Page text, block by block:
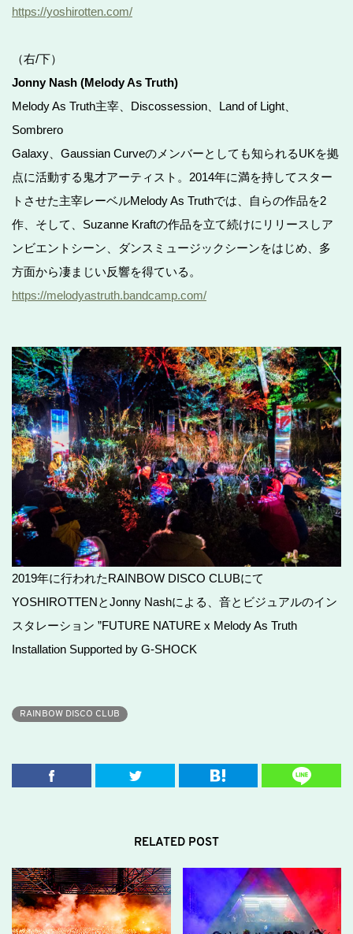
https://yoshirotten.com/
（右/下）
Jonny Nash (Melody As Truth)
Melody As Truth主宰、Discossession、Land of Light、
Sombrero
Galaxy、Gaussian Curveのメンバーとしても知られるUKを拠
点に活動する鬼才アーティスト。2014年に満を持してスター
トさせた主宰レーベルMelody As Truthでは、自らの作品を2
作、そして、Suzanne Kraftの作品を立て続けにリリースしア
ンビエントシーン、ダンスミュージックシーンをはじめ、多
方面から凄まじい反響を得ている。
https://melodyastruth.bandcamp.com/
2019年に行われたRAINBOW DISCO CLUBにて
YOSHIROTTENとJonny Nashによる、音とビジュアルのイン
スタレーション ”FUTURE NATURE x Melody As Truth
Installation Supported by G-SHOCK
RAINBOW DISCO CLUB
RELATED POST